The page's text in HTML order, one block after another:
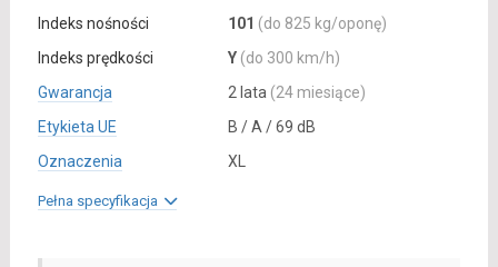
Indeks nośności
101 (do 825 kg/oponę)
Indeks prędkości
Y (do 300 km/h)
Gwarancja
2 lata (24 miesiące)
Etykieta UE
B / A / 69 dB
Oznaczenia
XL
Pełna specyfikacja